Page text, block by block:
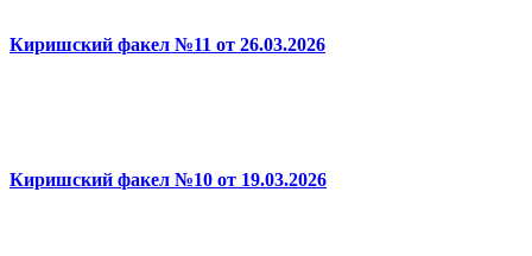
Киришский факел №11 от 26.03.2026
Киришский факел №10 от 19.03.2026